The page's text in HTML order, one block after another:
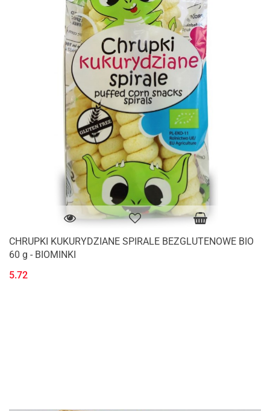
CHRUPKI KUKURYDZIANE SPIRALE BEZGLUTENOWE BIO
60 g - BIOMINKI
5.72